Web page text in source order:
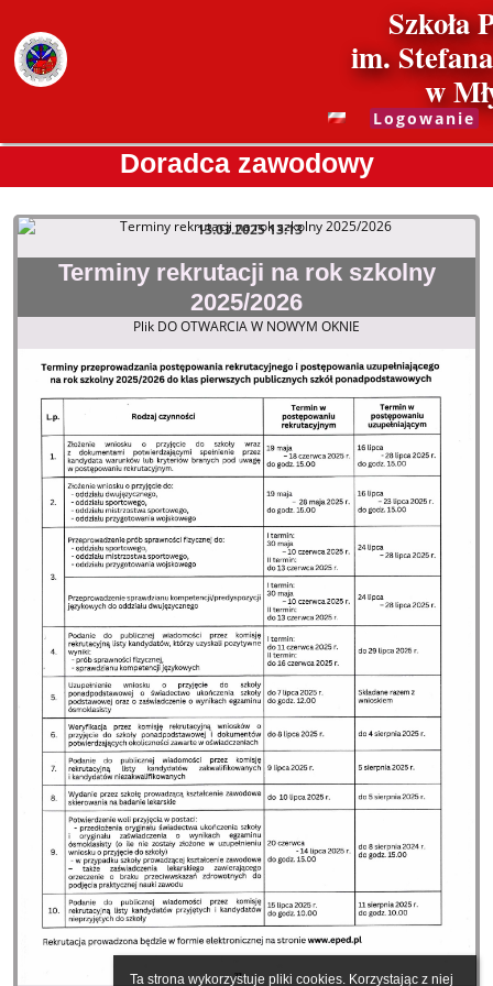
Ta strona wykorzystuje pliki cookies. Korzystając z niej
Szkoła
im.
w
Logowanie
Doradca zawodowy
Doradca
13.03.2025 13:13
Terminy rekrutacji na rok szkolny
2025/2026
Plik DO OTWARCIA W NOWYM OKNIE